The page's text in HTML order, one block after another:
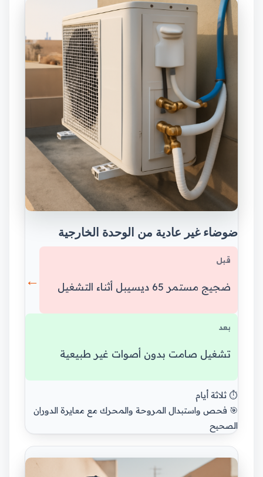
ضوضاء غير عادية من الوحدة الخارجية
قبل
ضجيج مستمر 65 ديسيبل أثناء التشغيل ←
بعد
تشغيل صامت بدون أصوات غير طبيعية
⏱️ ثلاثة أيام
🎯 فحص واستبدال المروحة والمحرك مع معايرة الدوران
الصحيح